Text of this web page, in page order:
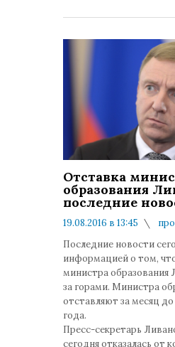
Отставка
образования
последние
19.08.2016 в 13:45
Последние новости
информацией о том,
министра образования
за горами. Министра
отставляют за месяц
года.
Пресс-секретарь
сегодня отказалась от